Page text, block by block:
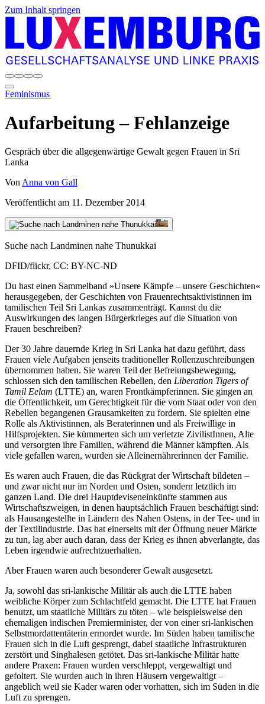
Zum Inhalt springen
Feminismus
Aufarbeitung – Fehlanzeige
Gespräch über die allgegenwärtige Gewalt gegen Frauen in Sri
Lanka
VonAnna von Gall
Veröffentlicht am 11. Dezember 2014
Suche nach Landminen nahe Thunukkai
DFID/flickr, CC: BY-NC-ND
Du hast einen Sammelband »Unsere Kämpfe – unsere Geschichten«
herausgegeben, der Geschichten von Frauenrechtsaktivistinnen im
tamilischen Teil Sri Lankas zusammenträgt. Kannst du die
Auswirkungen des langen Bürgerkrieges auf die Situation von
Frauen beschreiben?
Der 30 Jahre dauernde Krieg in Sri Lanka hat dazu geführt, dass
Frauen viele Aufgaben jenseits traditioneller Rollenzuschreibungen
übernommen haben. Sie waren Teil der Befreiungsbewegung,
schlossen sich den tamilischen Rebellen, den Liberation Tigers of
Tamil Eelam (LTTE) an, waren Frontkämpferinnen. Sie gingen an
die Öffentlichkeit, um Gerechtigkeit für die vom Staat oder von den
Rebellen begangenen Grausamkeiten zu fordern. Sie spielten eine
Rolle als Aktivistinnen, als Beraterinnen und als Freiwillige in
Hilfsprojekten. Sie kümmerten sich um verletzte ZivilistInnen, Alte
und versorgten ihre Familien, während die Männer kämpften. Als
viele gefallen waren, wurden sie Alleinernährerinnen der Familie.
Es waren auch Frauen, die das Rückgrat der Wirtschaft bildeten –
und zwar nicht nur im Norden und Osten, sondern letztlich im
ganzen Land. Die drei Hauptdeviseneinkünfte stammen aus
Wirtschaftszweigen, in denen hauptsächlich Frauen beschäftigt sind:
als Hausangestellte in Ländern des Nahen Ostens, in der Tee- und in
der Textilindustrie. Das hat einerseits mit der Öffnung neuer Märkte
zu tun, lag aber auch daran, dass der Krieg es ihnen abverlangte, das
Leben irgendwie aufrechtzuerhalten.
Aber Frauen waren auch besonderer Gewalt ausgesetzt.
Ja, sowohl das sri-lankische Militär als auch die LTTE haben
weibliche Körper zum Schlachtfeld gemacht. Die LTTE hat Frauen
benutzt, um staatliche Militärs zu töten – wie beispielsweise den
ehemaligen indischen Premierminister, der von einer sri-lankischen
Selbstmordattentäterin ermordet wurde. Im Süden haben tamilische
Frauen sich in die Luft gesprengt, dabei staatliche Infrastrukturen
zerstört und Singhalesen getötet. Das sri-lankische Militär hatte
andere Praxen: Frauen wurden verschleppt, vergewaltigt und
gefoltert. Sie wurden auch in ihren Häusern vergewaltigt –
angeblich weil sie Kader waren oder vorhatten, sich im Süden in die
Luft zu sprengen.